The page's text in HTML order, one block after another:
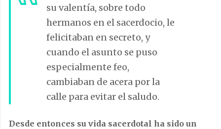
su valentía, sobre todo
hermanos en el sacerdocio, le
felicitaban en secreto, y
cuando el asunto se puso
especialmente feo,
cambiaban de acera por la
calle para evitar el saludo.
Desde entonces su vida sacerdotal ha sido un